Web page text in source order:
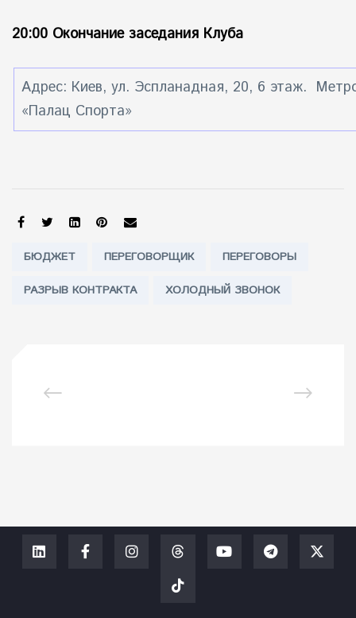
20:00 Окончание заседания Клуба
Адрес: Киев, ул. Эспланадная, 20, 6 этаж.
«Палац Спорта»
SHARE:
Tags:
БЮДЖЕТ ПЕРЕГОВОРЩИК ПЕРЕГОВОРЫ
РАЗРЫВ КОНТРАКТА ХОЛОДНЫЙ ЗВОНОК